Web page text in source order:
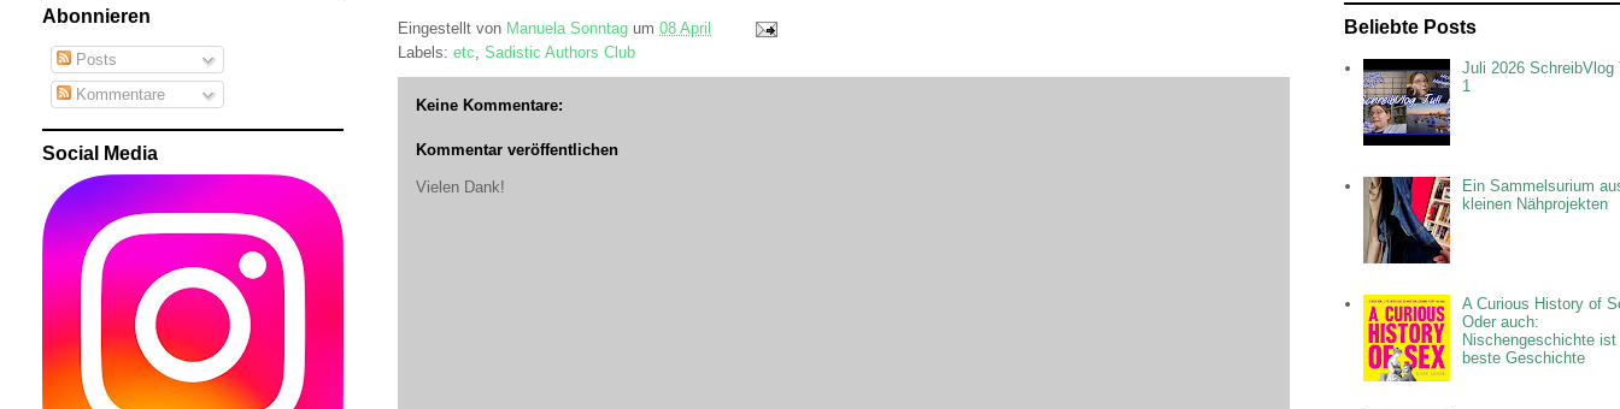
Eingestellt von Manuela Sonntag um 08 April
Labels: etc Sadistic Authors Club
Keine Kommentare:
Kommentar veröffentlichen
Vielen Dank!
Abonnieren
Posts
Kommentare
Social Media
Beliebte Posts
Juli 2026 SchreibVlog
1
Ein Sammelsurium
kleinen Nähprojekten
A Curious History of
Oder auch:
Nischengeschichte ist
beste Geschichte